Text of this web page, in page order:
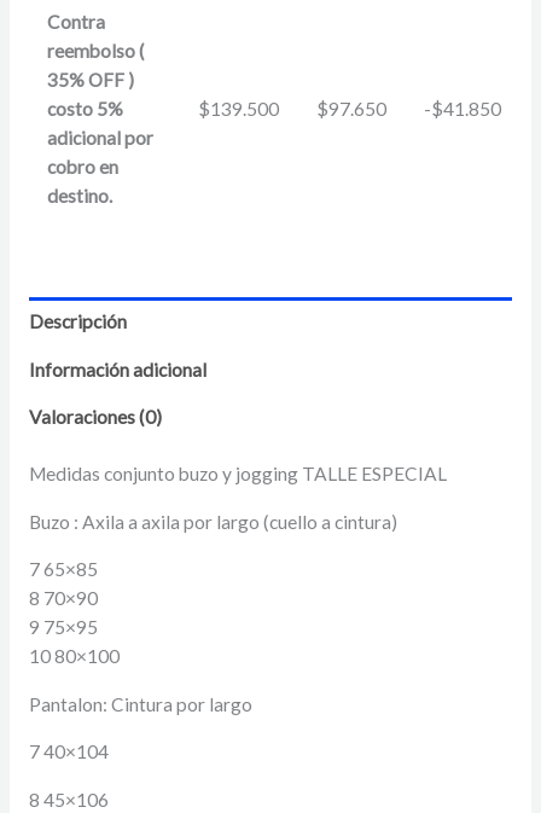
Contra
reembolso (
35% OFF )
costo 5%
adicional por
cobro en
destino.
$139.500 $97.650 -$41.850
Descripción
Información adicional
Valoraciones (0)
Medidas conjunto buzo y jogging TALLE ESPECIAL
Buzo : Axila a axila por largo (cuello a cintura)
7 65×85
8 70×90
9 75×95
10 80×100
Pantalon: Cintura por largo
7 40×104
8 45×106